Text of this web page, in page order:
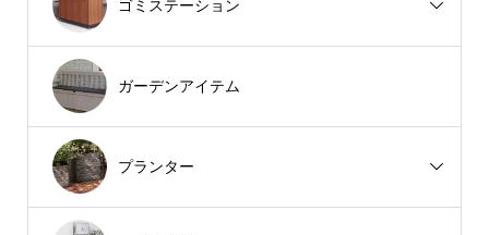
ゴミステーション
ガーデンアイテム
プランター